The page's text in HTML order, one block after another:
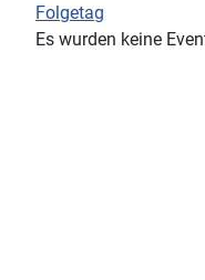
Folgetag
Es wurden keine